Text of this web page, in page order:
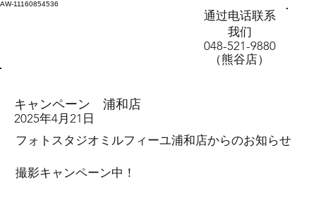
AW-11160854536
通过电话联系
我们
048-521-9880
（熊谷店）
キャンペーン 浦和店
2025年4月21日
フォトスタジオミルフィーユ浦和店からのお知らせ
撮影キャンペーン中！